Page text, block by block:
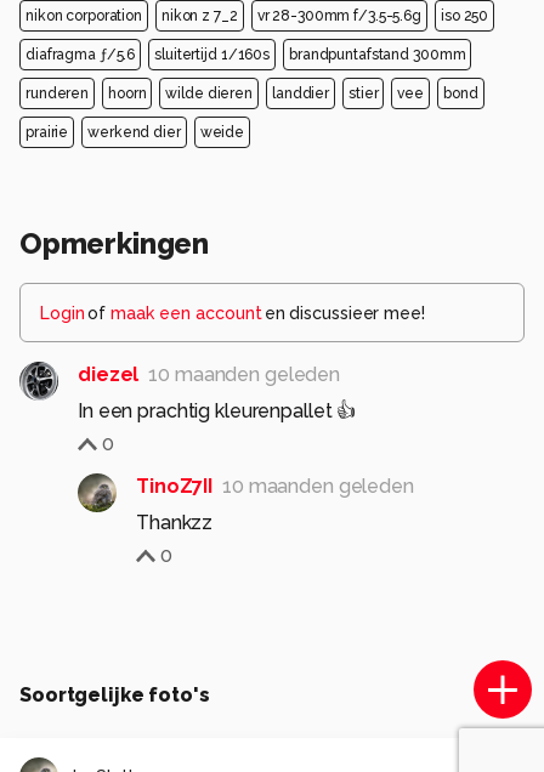
nikon corporation nikon z 7_2 vr 28-300mm f/3.5-5.6g iso 250
diafragma ƒ/5.6 sluitertijd 1/160s brandpuntafstand 300mm
runderen hoorn wilde dieren landdier stier vee bond
prairie werkend dier weide
Opmerkingen
Loginof maak een account en discussieer mee!
diezel 10 maanden geleden
In een prachtig kleurenpallet 👍
0
TinoZ7II
10 maanden geleden
Thankzz
0
Soortgelijke foto's